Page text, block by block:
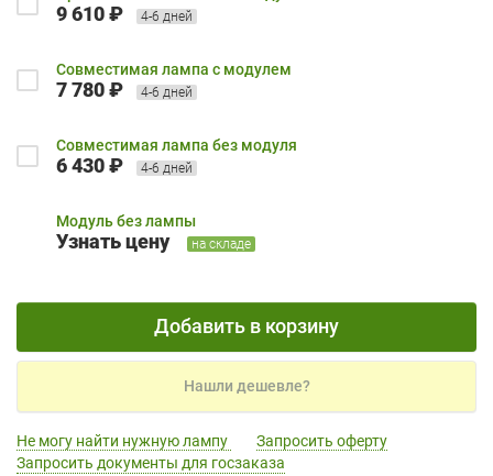
9 610 ₽ 4-6 дней
Совместимая лампа с модулем
7 780 ₽ 4-6 дней
Совместимая лампа без модуля
6 430 ₽ 4-6 дней
Модуль без лампы
Узнать цену на складе
Добавить в корзину
Нашли дешевле?
Не могу найти нужную лампу
Запросить оферту
Запросить документы для госзаказа